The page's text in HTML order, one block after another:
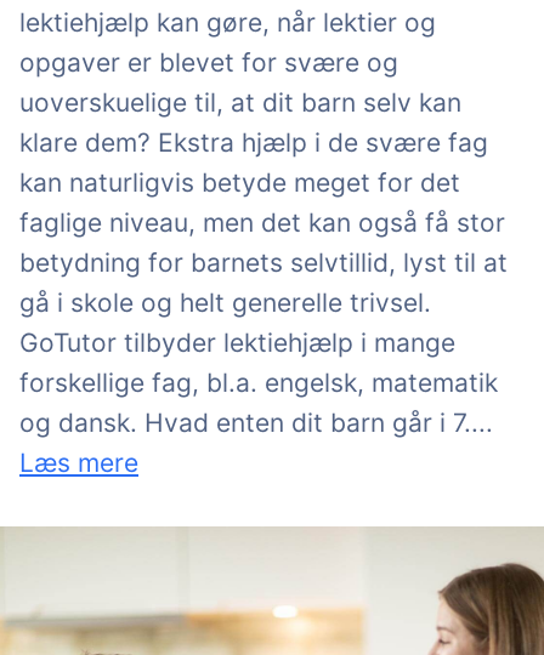
lektiehjælp kan gøre, når lektier og
opgaver er blevet for svære og
uoverskuelige til, at dit barn selv kan
klare dem? Ekstra hjælp i de svære fag
kan naturligvis betyde meget for det
faglige niveau, men det kan også få stor
betydning for barnets selvtillid, lyst til at
gå i skole og helt generelle trivsel.
GoTutor tilbyder lektiehjælp i mange
forskellige fag, bl.a. engelsk, matematik
og dansk. Hvad enten dit barn går i 7.eller
...
Læs mere